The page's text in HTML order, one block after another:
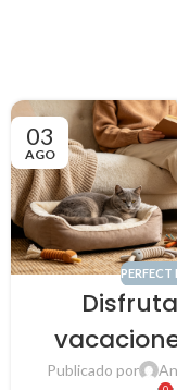
03
AGO
PERFECT
minino
Publicado por